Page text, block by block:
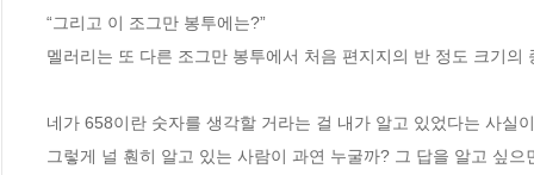
“그리고 이 조그만 봉투에는?”
멜러리는 또 다른 조그만 봉투에서 처음 편지지의 반 정도 크기
네가 658이란 숫자를 생각할 거라는 걸 내가 알고 있었다는 사실
그렇게 널 훤히 알고 있는 사람이 과연 누굴까? 그 답을 알고 싶